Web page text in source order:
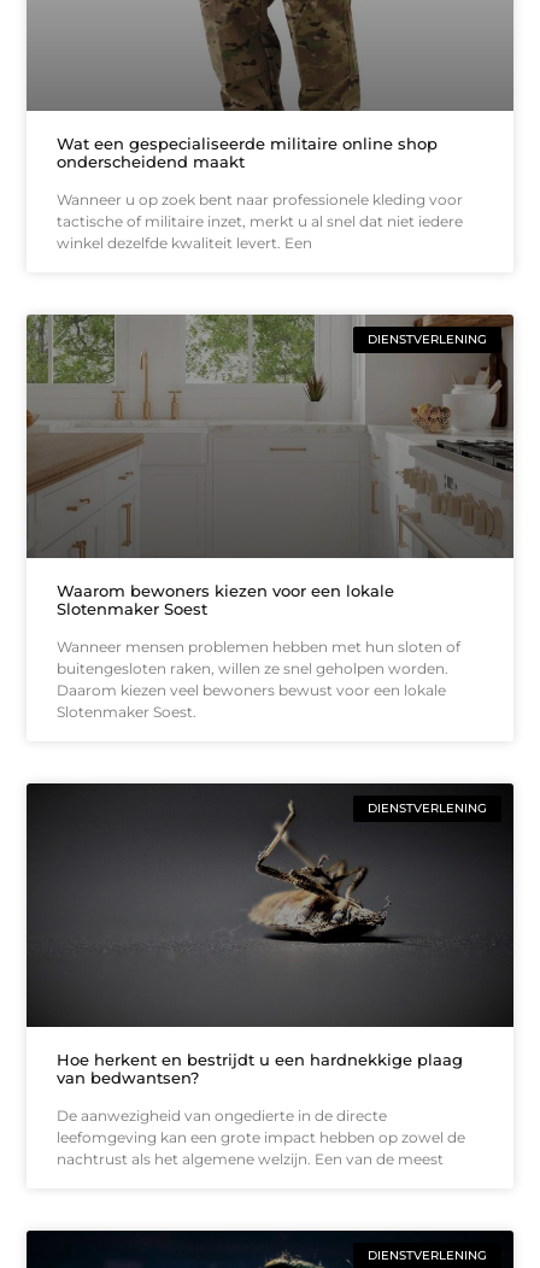
Wat een gespecialiseerde militaire online shop
onderscheidend maakt
Wanneer u op zoek bent naar professionele kleding voor
tactische of militaire inzet, merkt u al snel dat niet iedere
winkel dezelfde kwaliteit levert. Een
DIENSTVERLENING
Waarom bewoners kiezen voor een lokale
Slotenmaker Soest
Wanneer mensen problemen hebben met hun sloten of
buitengesloten raken, willen ze snel geholpen worden.
Daarom kiezen veel bewoners bewust voor een lokale
Slotenmaker Soest.
DIENSTVERLENING
Hoe herkent en bestrijdt u een hardnekkige plaag
van bedwantsen?
De aanwezigheid van ongedierte in de directe
leefomgeving kan een grote impact hebben op zowel de
nachtrust als het algemene welzijn. Een van de meest
DIENSTVERLENING